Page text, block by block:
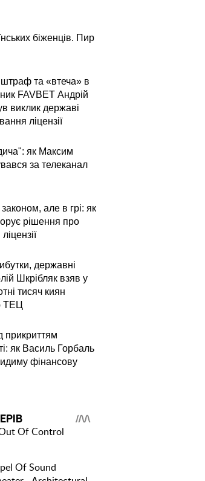
біженців. Пир
та «втеча» в
FAVBET Андрій
виклик державі
ліцензії
як Максим
за телеканал
але в грі: як
рішення про
державні
Шкрібляк взяв у
тисяч киян
ТЕЦ
прикриттям
як Василь Горбаль
фінансову